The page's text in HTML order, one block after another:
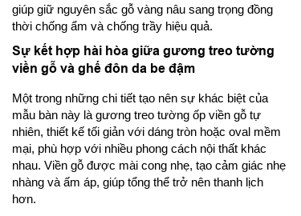
giúp giữ nguyên sắc gỗ vàng nâu sang trọng đồng
thời chống ẩm và chống trầy hiệu quả.
Sự kết hợp hài hòa giữa gương treo tường
viền gỗ và ghế đôn da be đậm
Một trong những chi tiết tạo nên sự khác biệt của
mẫu bàn này là gương treo tường ốp viền gỗ tự
nhiên, thiết kế tối giản với dáng tròn hoặc oval mềm
mại, phù hợp với nhiều phong cách nội thất khác
nhau. Viền gỗ được mài cong nhẹ, tạo cảm giác nhẹ
nhàng và ấm áp, giúp tổng thể trở nên thanh lịch
hơn.